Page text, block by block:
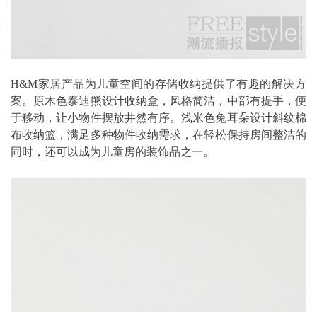
H&M家居产品为儿童空间的存储收纳提供了有趣的解决方
案。原木色泰迪熊设计收纳盒，风格简洁，中部有提手，便
于移动，让小物件摆放井然有序。浅米色兔耳朵设计斜纹棉
布收纳篮，满足多种物件收纳需求，在轻松保持房间整洁的
同时，还可以成为儿童房的装饰品之一。